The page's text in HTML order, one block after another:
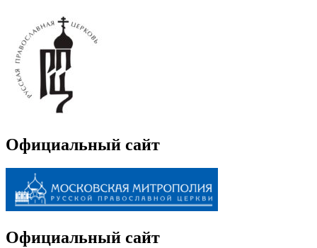
Официальный сайт
Официальный сайт